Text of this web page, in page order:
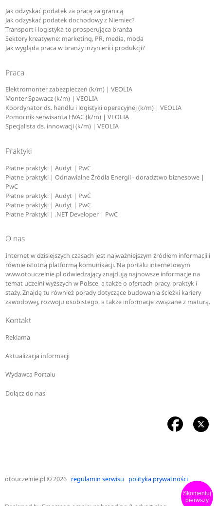
Skomentuj
pierwszy
Jak odzyskać podatek za pracę za granicą
Jak odzyskać podatek dochodowy z Niemiec?
Transport i logistyka to prosperująca branża
Sektory kreatywne: marketing, PR, media, moda
Jak wygląda praca w branży inżynierii i produkcji?
Praca
Elektromonter zabezpieczeń (k/m) | VEOLIA
Monter Spawacz (k/m) | VEOLIA
Koordynator ds. handlu i logistyki operacyjnej (k/m) | VEOLIA
Pomocnik serwisanta HVAC (k/m) | VEOLIA
Specjalista ds. innowacji (k/m) | VEOLIA
Praktyki
Płatne praktyki | Audyt | PwC
Płatne praktyki | Odnawialne Źródła Energii - doradztwo biznesowe |
PwC
Płatne praktyki | Audyt | PwC
Płatne praktyki | Audyt | PwC
Płatne Praktyki | .NET Developer | PwC
O nas
Internet w dzisiejszych czasach jest najważniejszym źródłem informacji i
równie istotną platformą komunikacji. Na portalu internetowym
www.otouczelnie.pl odwiedzający znajdują najnowsze informacje na
temat uczelni wyższych w Polsce, a także o ofertach pracy, praktyk i
staży. Znajdą tu również porady dotyczące budowania ścieżki kariery
zawodowej, rozwoju osobistego, a także informacje związane z maturą.
Kontakt
Reklama
Aktualizacja informacji
Wydawca Portalu
Dołącz do nas
otouczelnie.pl© 2026 regulamin serwisu polityka prywatności